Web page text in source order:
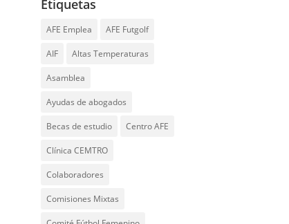
Etiquetas
AFE Emplea AFE Futgolf
AIF Altas Temperaturas
Asamblea
Ayudas de abogados
Becas de estudio Centro AFE
Clínica CEMTRO
Colaboradores
Comisiones Mixtas